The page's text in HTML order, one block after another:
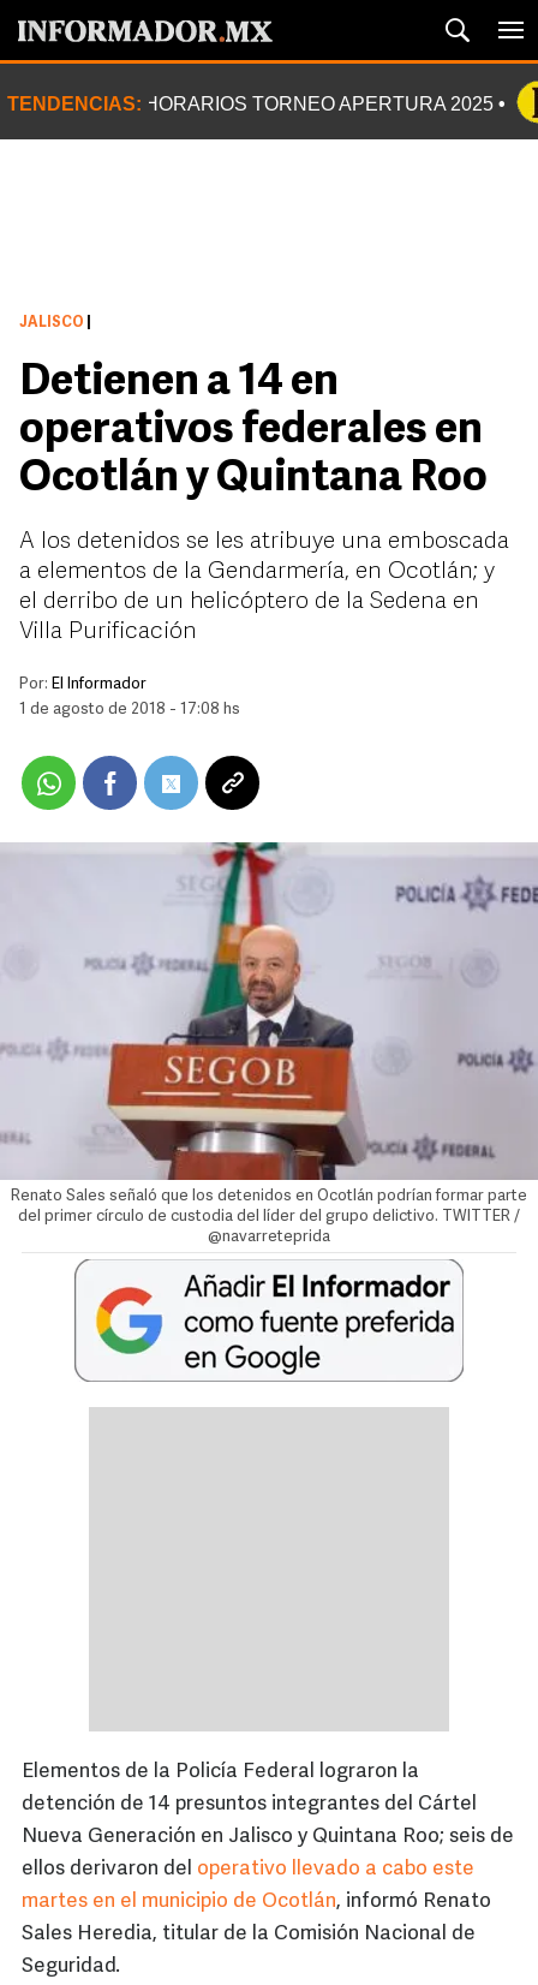
TENDENCIAS: HORARIOS TORNEO APERTURA 2025
JALISCO
Detienen a 14 en
operativos federales en
Ocotlán y Quintana Roo
A los detenidos se les atribuye una emboscada
a elementos de la Gendarmería, en Ocotlán; y
el derribo de un helicóptero de la Sedena en
Villa Purificación
Por: El Informador
1 de agosto de 2018 - 17:08 hs
Renato Sales señaló que los detenidos en Ocotlán podrían formar parte
del primer círculo de custodia del líder del grupo delictivo. TWITTER /
@navarreteprida
Elementos de la Policía Federal lograron la
detención de 14 presuntos integrantes del Cártel
Nueva Generación en Jalisco y Quintana Roo; seis de
ellos derivaron del operativo llevado a cabo este
martes en el municipio de Ocotlán, informó Renato
Sales Heredia, titular de la Comisión Nacional de
Seguridad.